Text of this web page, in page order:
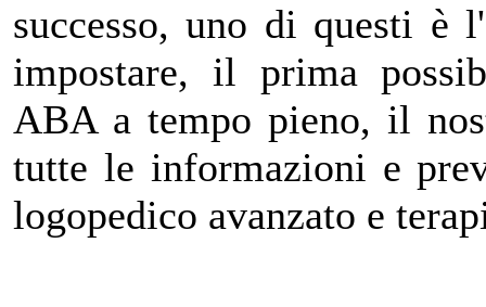
successo, uno di questi è
impostare, il prima
ABA a tempo pieno, il
tutte le informazioni e
logopedico avanzato e